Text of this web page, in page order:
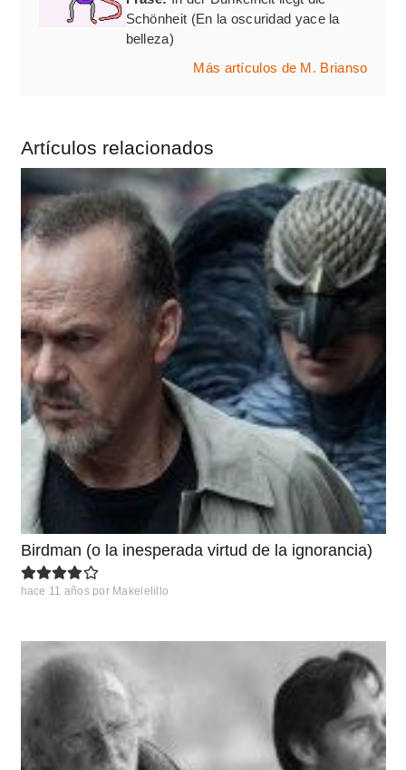
Schönheit (En la oscuridad yace la
belleza)
Más artículos de M. Brianso
Artículos relacionados
Birdman (o la inesperada virtud de la ignorancia)
hace 11 años por Makelelillo